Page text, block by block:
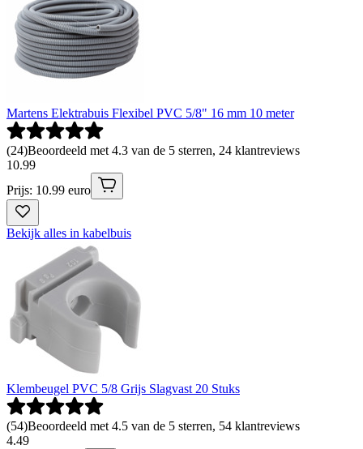
Martens Elektrabuis Flexibel PVC 5/8" 16 mm 10 meter
(24)Beoordeeld met 4.3 van de 5 sterren, 24 klantreviews
10.99
Prijs: 10.99 euro
Bekijk alles in kabelbuis
Klembeugel PVC 5/8 Grijs Slagvast 20 Stuks
(54)Beoordeeld met 4.5 van de 5 sterren, 54 klantreviews
4.49